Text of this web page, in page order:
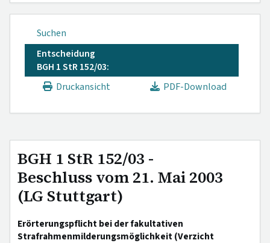
Suchen
Entscheidung
BGH 1 StR 152/03:
Druckansicht
PDF-Download
BGH 1 StR 152/03 -
Beschluss vom 21. Mai 2003
(LG Stuttgart)
Erörterungspflicht bei der fakultativen
Strafrahmenmilderungsmöglichkeit (Verzicht